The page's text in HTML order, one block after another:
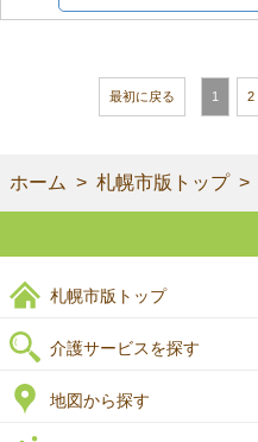
最初に戻る 1 2
ホーム 札幌市版トップ
札幌市版トップ
介護サービスを探す
地図から探す